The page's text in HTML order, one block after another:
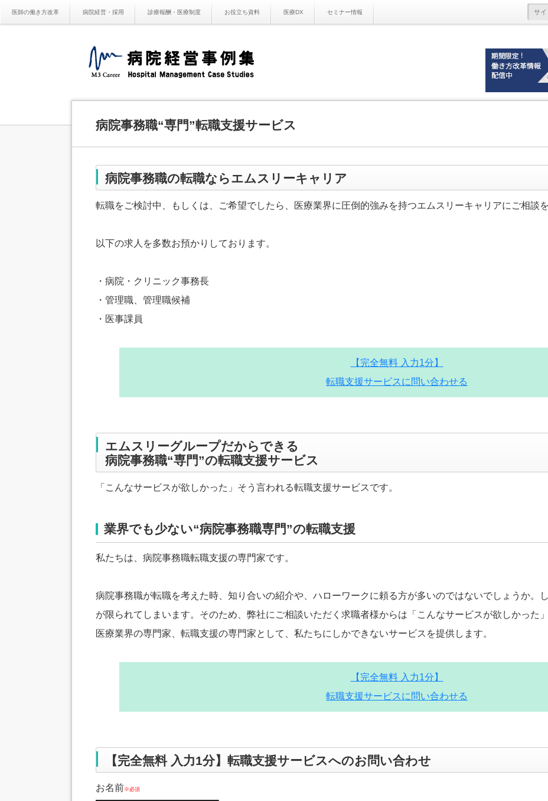
医師の働き方改革 病院経営・採用 診療報酬・医療制度 お役立ち資料 医療DX セミナー情報
病院事務職“専門”転職支援サービス
病院事務職の転職ならエムスリーキャリア
転職をご検討中、もしくは、ご希望でしたら、医療業界に圧倒的強みを持つエムスリーキャリアにご相談を
以下の求人を多数お預かりしております。
・病院・クリニック事務長
・管理職、管理職候補
・医事課員
【完全無料 入力1分】
転職支援サービスに問い合わせる
エムスリーグループだからできる
病院事務職“専門”の転職支援サービス
「こんなサービスが欲しかった」そう言われる転職支援サービスです。
業界でも少ない“病院事務職専門”の転職支援
私たちは、病院事務職転職支援の専門家です。
病院事務職が転職を考えた時、知り合いの紹介や、ハローワークに頼る方が多いのではないでしょうか。
が限られてしまいます。そのため、弊社にご相談いただく求職者様からは「こんなサービスが欲しかった
医療業界の専門家、転職支援の専門家として、私たちにしかできないサービスを提供します。
【完全無料 入力1分】
転職支援サービスに問い合わせる
【完全無料 入力1分】転職支援サービスへのお問い合わせ
お名前※必須